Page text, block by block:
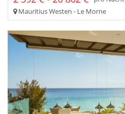
Mauritius Westen - Le Morne